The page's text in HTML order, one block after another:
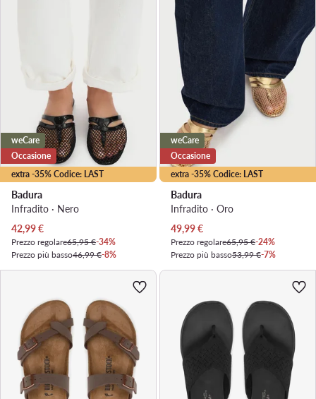
extra -35% Codice: LAST
weCare
Occasione
Badura
Infradito · Nero
Prezzo attuale
42,99€
Prezzo regolare65,95 €-34%
Prezzo più basso46,99 €-8%
extra -35% Codice: LAST
weCare
Occasione
Badura
Infradito · Oro
Prezzo attuale
49,99€
Prezzo regolare65,95 €-24%
Prezzo più basso53,99 €-7%